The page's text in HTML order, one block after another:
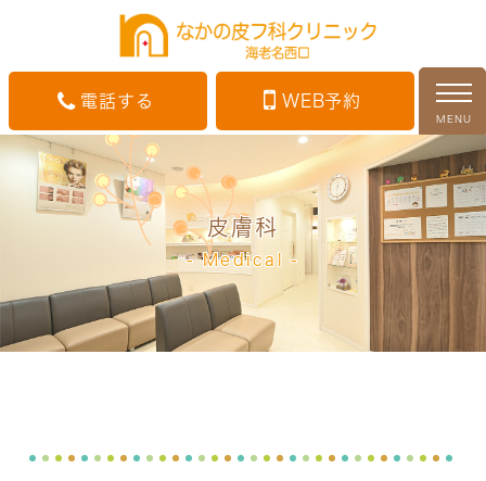
電話する WEB予約
MENU
皮膚科
Medical